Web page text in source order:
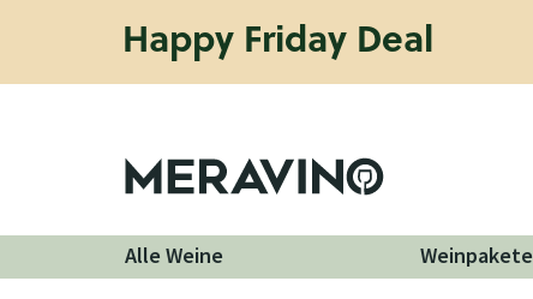
Happy Friday Deal
Alle Weine Weinpakete